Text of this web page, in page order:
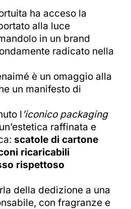
ha acceso la
alla luce
in un brand
radicato nella
è un omaggio alla
un manifesto di
l’iconico packaging
raffinata e
scatole di cartone
ricaricabili
rispettoso
della dedizione a una
con fragranze e